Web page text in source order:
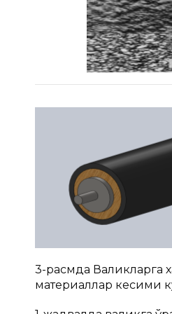
3-расмда Валикларга
материаллар кесими